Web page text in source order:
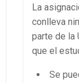
La
conlleva
parte de la
que el
Se